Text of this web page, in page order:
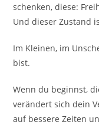
schenken, diese:
Und dieser Zustand
Im Kleinen, im
bist.
Wenn du beginnst,
verändert sich dein
auf bessere Zeiten